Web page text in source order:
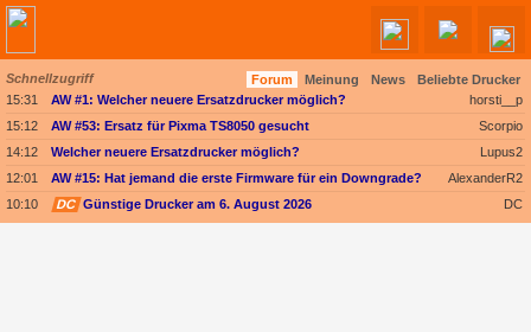
Schnellzugriff Forum Meinung News
Beliebte Drucker
15:31
AW #1: Welcher neuere Ersatzdrucker möglich?
horsti__p
15:12
AW #53: Ersatz für Pixma TS8050 gesucht
Scorpio
14:12
Welcher neuere Ersatzdrucker möglich?
Lupus2
12:01
AW #15: Hat jemand die erste Firmware für ein Downgrade?
AlexanderR2
10:10
DC Günstige Drucker am 6. August 2026 DC
Angebote werden geladen...